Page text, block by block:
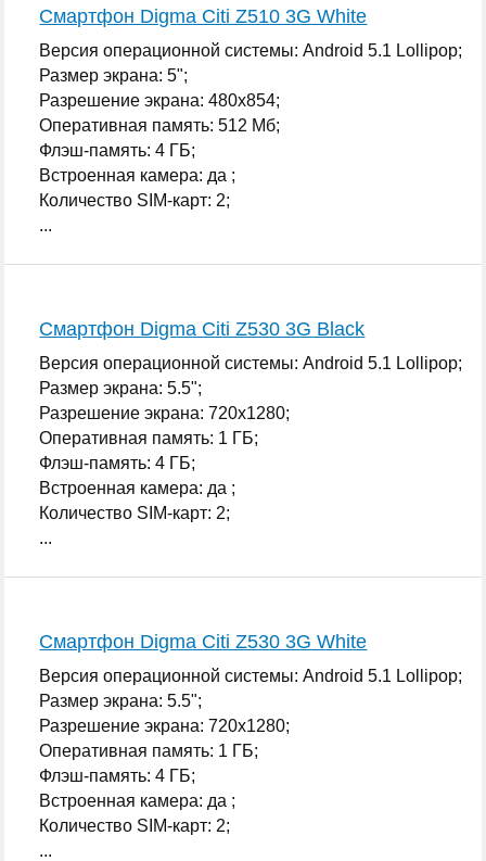
Смартфон Digma Citi Z510 3G White
Версия операционной системы: Android 5.1 Lollipop;
Размер экрана: 5";
Разрешение экрана: 480x854;
Оперативная память: 512 Мб;
Флэш-память: 4 ГБ;
Встроенная камера: да ;
Количество SIM-карт: 2;
...
Смартфон Digma Citi Z530 3G Black
Версия операционной системы: Android 5.1 Lollipop;
Размер экрана: 5.5";
Разрешение экрана: 720x1280;
Оперативная память: 1 ГБ;
Флэш-память: 4 ГБ;
Встроенная камера: да ;
Количество SIM-карт: 2;
...
Смартфон Digma Citi Z530 3G White
Версия операционной системы: Android 5.1 Lollipop;
Размер экрана: 5.5";
Разрешение экрана: 720x1280;
Оперативная память: 1 ГБ;
Флэш-память: 4 ГБ;
Встроенная камера: да ;
Количество SIM-карт: 2;
...